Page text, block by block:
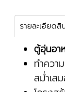
รายละเอียดสิ
ตู้อุ่นอา
ทำควา
สม่ำเส